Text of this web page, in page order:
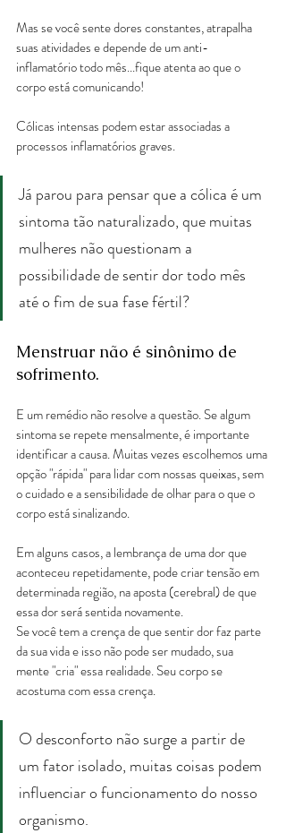
Mas se você sente dores constantes, atrapalha
suas atividades e depende de um anti-
inflamatório todo mês...fique atenta ao que o
corpo está comunicando!
Cólicas intensas podem estar associadas a
processos inflamatórios graves.
Já parou para pensar que a cólica é um
sintoma tão naturalizado, que muitas
mulheres não questionam a
possibilidade de sentir dor todo mês
até o fim de sua fase fértil?
Menstruar não é sinônimo de
sofrimento.
E um remédio não resolve a questão. Se algum
sintoma se repete mensalmente, é importante
identificar a causa. Muitas vezes escolhemos uma
opção "rápida" para lidar com nossas queixas, sem
o cuidado e a sensibilidade de olhar para o que o
corpo está sinalizando.
Em alguns casos, a lembrança de uma dor que
aconteceu repetidamente, pode criar tensão em
determinada região, na aposta (cerebral) de que
essa dor será sentida novamente.
Se você tem a crença de que sentir dor faz parte
da sua vida e isso não pode ser mudado, sua
mente "cria" essa realidade. Seu corpo se
acostuma com essa crença.
O desconforto não surge a partir de
um fator isolado, muitas coisas podem
influenciar o funcionamento do nosso
organismo.